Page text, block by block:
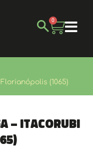
0
(1065)
– Itacorubi